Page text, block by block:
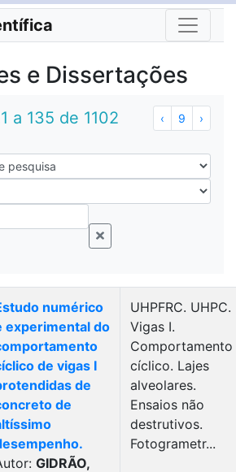
e Dissertações
a 135 de 1102 ‹ 9 ›
numérico
experimental do
de vigas I
de
de
GIDRÃO,
UHPFRC. UHPC.
Vigas I.
Comportamento
cíclico. Lajes
alveolares.
Ensaios não
destrutivos.
Fotogrametr...